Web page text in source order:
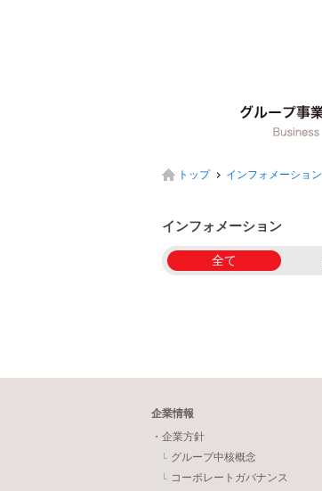
トップ インフォメーション
インフォメーション
全て
企業情報
・企業方針
グループ中核概念
コーポレートガバナンス